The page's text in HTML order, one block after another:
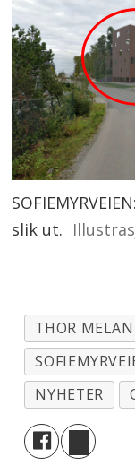
slik ut.
THOR
NYHETER